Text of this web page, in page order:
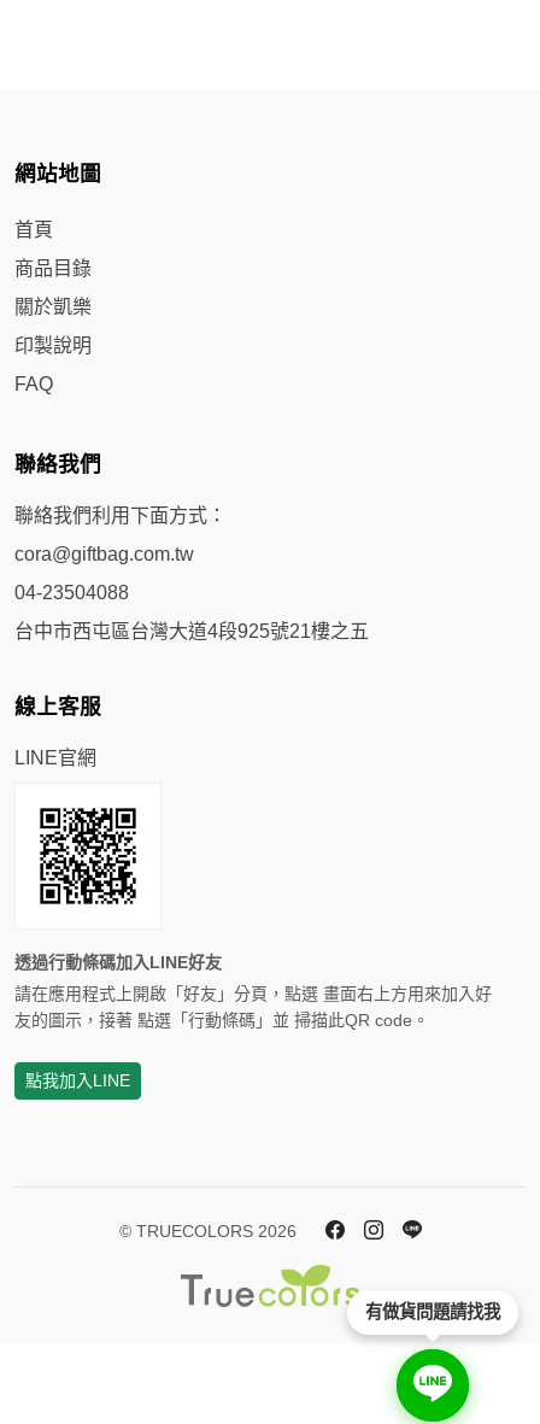
網站地圖
首頁
商品目錄
關於凱樂
印製說明
FAQ
聯絡我們
聯絡我們利用下面方式：
cora@giftbag.com.tw
04-23504088
台中市西屯區台灣大道4段925號21樓之五
線上客服
LINE官網
透過行動條碼加入LINE好友
請在應用程式上開啟「好友」分頁，點選 畫面右上方用來加入好
友的圖示，接著 點選「行動條碼」並 掃描此QR code。
點我加入LINE
© TRUECOLORS 2026
有做貨問題請找我